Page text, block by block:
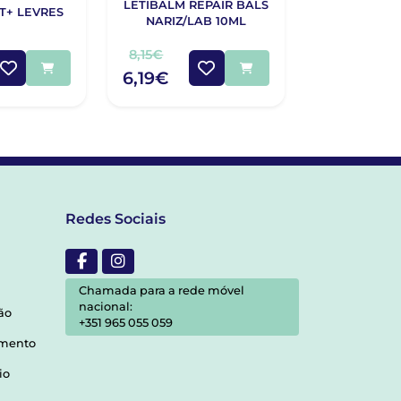
LEVRES
LETIBALM REPAIR BALS
NARIZ/LAB 10ML
8,15€
6,19€
Redes Sociais
Chamada para a rede móvel
nacional:
+351 965 055 059